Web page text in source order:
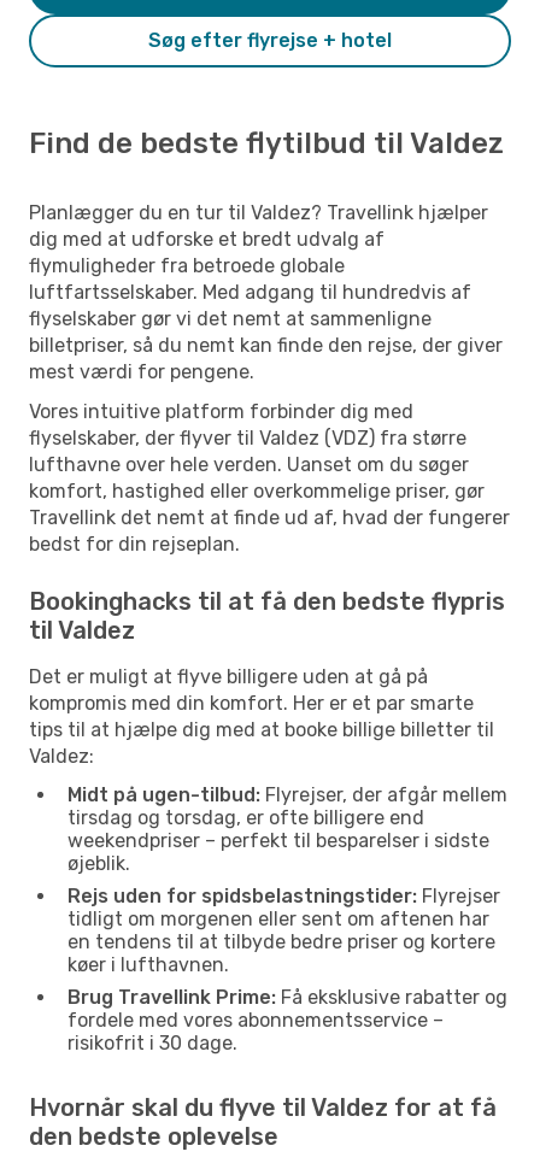
Søg efter flyrejse + hotel
Find de bedste flytilbud til Valdez
Planlægger du en tur til Valdez? Travellink hjælper
dig med at udforske et bredt udvalg af
flymuligheder fra betroede globale
luftfartsselskaber. Med adgang til hundredvis af
flyselskaber gør vi det nemt at sammenligne
billetpriser, så du nemt kan finde den rejse, der giver
mest værdi for pengene.
Vores intuitive platform forbinder dig med
flyselskaber, der flyver til Valdez (VDZ) fra større
lufthavne over hele verden. Uanset om du søger
komfort, hastighed eller overkommelige priser, gør
Travellink det nemt at finde ud af, hvad der fungerer
bedst for din rejseplan.
Bookinghacks til at få den bedste flypris
til Valdez
Det er muligt at flyve billigere uden at gå på
kompromis med din komfort. Her er et par smarte
tips til at hjælpe dig med at booke billige billetter til
Valdez:
Midt på ugen-tilbud: Flyrejser, der afgår mellem
tirsdag og torsdag, er ofte billigere end
weekendpriser – perfekt til besparelser i sidste
øjeblik.
Rejs uden for spidsbelastningstider: Flyrejser
tidligt om morgenen eller sent om aftenen har
en tendens til at tilbyde bedre priser og kortere
køer i lufthavnen.
Brug Travellink Prime: Få eksklusive rabatter og
fordele med vores abonnementsservice –
risikofrit i 30 dage.
Hvornår skal du flyve til Valdez for at få
den bedste oplevelse